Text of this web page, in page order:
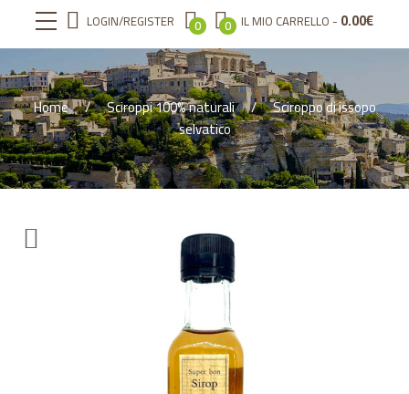
LOGIN/REGISTER 0 0 IL MIO CARRELLO 0.00€
Home Sciroppi 100% naturali
Sciroppo di issopo
selvatico